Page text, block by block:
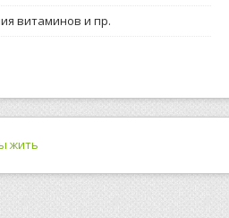
витаминов и пр.
жить